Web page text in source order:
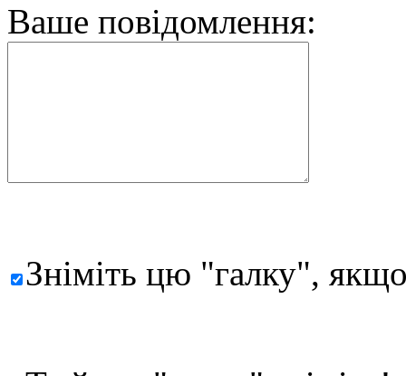
Ваше повідомлення:
Зніміть цю "галку",